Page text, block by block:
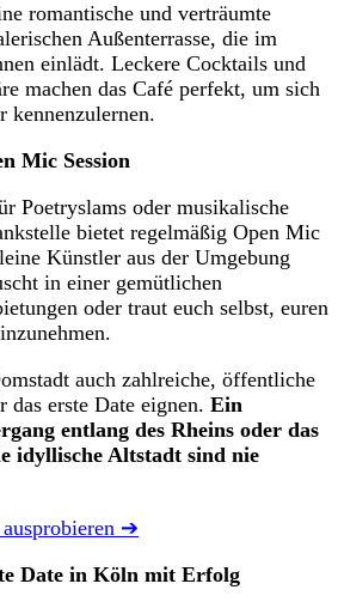
romantische und verträumte
Außenterrasse, die im
einlädt. Leckere Cocktails und
machen das Café perfekt, um sich
kennenzulernen.
Mic Session
Poetryslams oder musikalische
bietet regelmäßig Open Mic
Künstler aus der Umgebung
in einer gemütlichen
oder traut euch selbst, euren
auch zahlreiche, öffentliche
erste Date eignen. Ein
entlang des Rheins oder das
idyllische Altstadt sind nie
➔
Date in Köln mit Erfolg